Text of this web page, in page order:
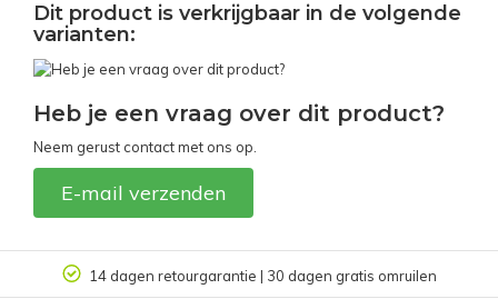
Dit product is verkrijgbaar in de volgende
varianten:
Heb je een vraag over dit product?
Neem gerust contact met ons op.
E-mail verzenden
14 dagen retourgarantie | 30 dagen gratis omruilen